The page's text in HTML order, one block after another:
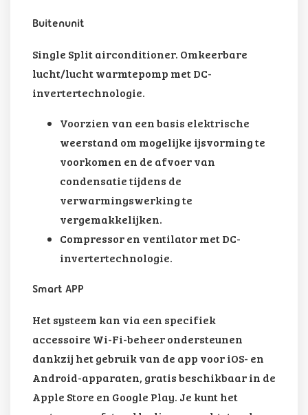
Buitenunit
Single Split airconditioner. Omkeerbare
lucht/lucht warmtepomp met DC-
invertertechnologie.
Voorzien van een basis elektrische
weerstand om mogelijke ijsvorming te
voorkomen en de afvoer van
condensatie tijdens de
verwarmingswerking te
vergemakkelijken.
Compressor en ventilator met DC-
invertertechnologie.
Smart APP
Het systeem kan via een specifiek
accessoire Wi-Fi-beheer ondersteunen
dankzij het gebruik van de app voor iOS- en
Android-apparaten, gratis beschikbaar in de
Apple Store en Google Play. Je kunt het